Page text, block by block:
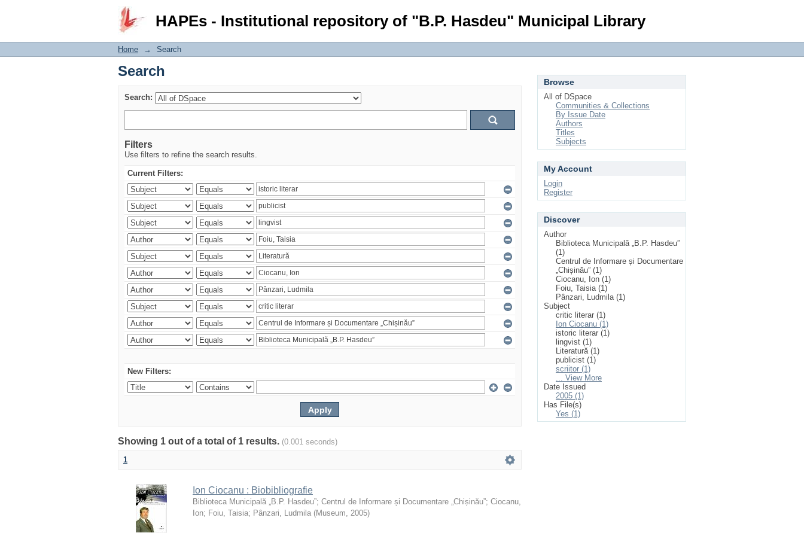
HAPEs - Institutional repository of "B.P. Hasdeu" Municipal Library
Search
Home → Search
Search
Search:
Filters
Use filters to refine the search results.
Current Filters:
New Filters:
Showing 1 out of a total of 1 results. (0.001 seconds)
1
Ion Ciocanu : Biobibliografie
Biblioteca Municipală „B.P. Hasdeu”; Centrul de Informare și Documentare „Chișinău”; Ciocanu,
Ion; Foiu, Taisia; Pânzari, Ludmila (Museum, 2005)
Browse
All of DSpace
Communities & Collections
By Issue Date
Authors
Titles
Subjects
My Account
Login
Register
Discover
Author
Biblioteca Municipală „B.P. Hasdeu”
(1)
Centrul de Informare și Documentare
„Chișinău” (1)
Ciocanu, Ion (1)
Foiu, Taisia (1)
Pânzari, Ludmila (1)
Subject
critic literar (1)
Ion Ciocanu (1)
istoric literar (1)
lingvist (1)
Literatură (1)
publicist (1)
scriitor (1)
... View More
Date Issued
2005 (1)
Has File(s)
Yes (1)